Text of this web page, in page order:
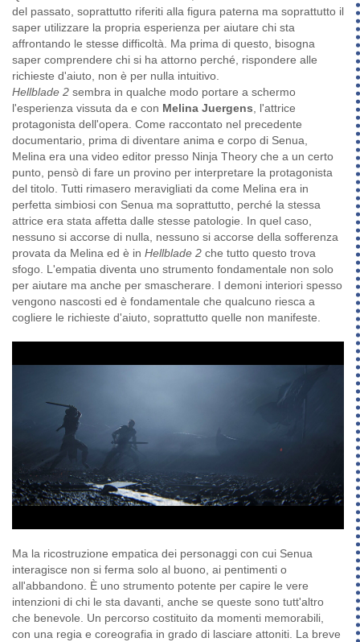
del passato, soprattutto riferiti alla figura paterna ma soprattutto il
saper utilizzare la propria esperienza per aiutare chi sta
affrontando le stesse difficoltà. Ma prima di questo, bisogna
saper comprendere chi si ha attorno perché, rispondere alle
richieste d'aiuto, non è per nulla intuitivo.
Hellblade 2 sembra in qualche modo portare a schermo
l'esperienza vissuta da e con Melina Juergens, l'attrice
protagonista dell'opera. Come raccontato nel precedente
documentario, prima di diventare anima e corpo di Senua,
Melina era una video editor presso Ninja Theory che a un certo
punto, pensò di fare un provino per interpretare la protagonista
del titolo. Tutti rimasero meravigliati da come Melina era in
perfetta simbiosi con Senua ma soprattutto, perché la stessa
attrice era stata affetta dalle stesse patologie. In quel caso,
nessuno si accorse di nulla, nessuno si accorse della sofferenza
provata da Melina ed è in Hellblade 2 che tutto questo trova
sfogo. L'empatia diventa uno strumento fondamentale non solo
per aiutare ma anche per smascherare. I demoni interiori spesso
vengono nascosti ed è fondamentale che qualcuno riesca a
cogliere le richieste d'aiuto, soprattutto quelle non manifeste.
Ma la ricostruzione empatica dei personaggi con cui Senua
interagisce non si ferma solo al buono, ai pentimenti o
all'abbandono. È uno strumento potente per capire le vere
intenzioni di chi le sta davanti, anche se queste sono tutt'altro
che benevole. Un percorso costituito da momenti memorabili,
con una regia e coreografia in grado di lasciare attoniti. La breve